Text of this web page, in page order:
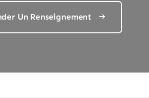
Un Renseignement